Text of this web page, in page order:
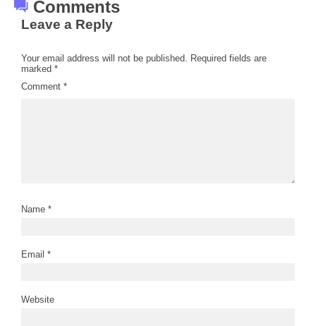
Comments
Leave a Reply
Your email address will not be published. Required fields are
marked *
Comment *
Name *
Email *
Website